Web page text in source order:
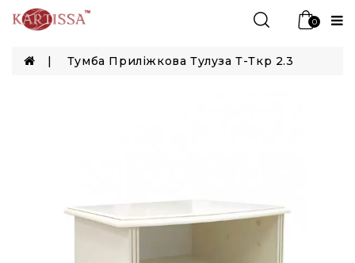
0
Тумба Приліжкова Тулуза Т-Ткр 2.3